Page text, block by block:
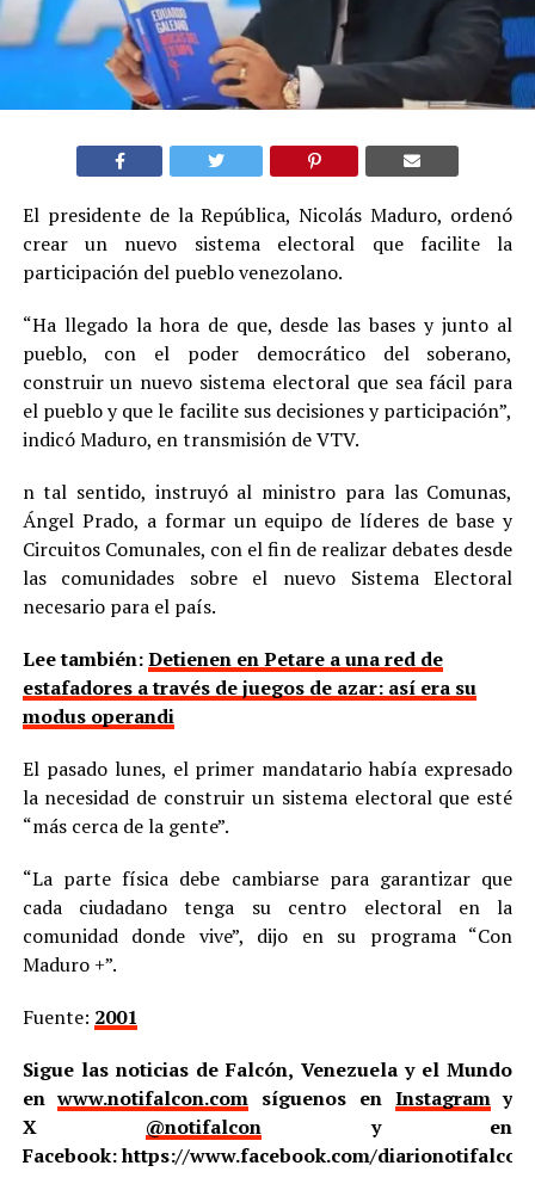
El presidente de la República, Nicolás Maduro, ordenó
crear un nuevo sistema electoral que facilite la
participación del pueblo venezolano.
“Ha llegado la hora de que, desde las bases y junto al
pueblo, con el poder democrático del soberano,
construir un nuevo sistema electoral que sea fácil para
el pueblo y que le facilite sus decisiones y participación”,
indicó Maduro, en transmisión de VTV.
n tal sentido, instruyó al ministro para las Comunas,
Ángel Prado, a formar un equipo de líderes de base y
Circuitos Comunales, con el fin de realizar debates desde
las comunidades sobre el nuevo Sistema Electoral
necesario para el país.
Lee también:Detienen en Petare a una red de
estafadores a través de juegos de azar: así era su
modus operandi
El pasado lunes, el primer mandatario había expresado
la necesidad de construir un sistema electoral que esté
“más cerca de la gente”.
“La parte física debe cambiarse para garantizar que
cada ciudadano tenga su centro electoral en la
comunidad donde vive”, dijo en su programa “Con
Maduro +”.
Fuente: 2001
Sigue las noticias de Falcón, Venezuela y el Mundo
enwww.notifalcon.com síguenos en Instagramy
X @notifalcon y en
Facebook: https://www.facebook.com/